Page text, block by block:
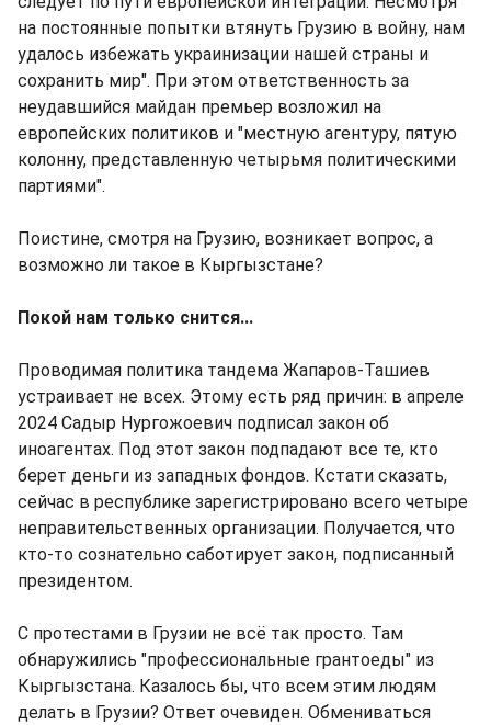
на постоянные попытки втянуть Грузию в войну, нам
удалось избежать украинизации нашей страны и
сохранить мир". При этом ответственность за
неудавшийся майдан премьер возложил на
европейских политиков и "местную агентуру, пятую
колонну, представленную четырьмя политическими
партиями".
Поистине, смотря на Грузию, возникает вопрос, а
возможно ли такое в Кыргызстане?
Покой нам только снится...
Проводимая политика тандема Жапаров-Ташиев
устраивает не всех. Этому есть ряд причин: в апреле
2024 Садыр Нургожоевич подписал закон об
иноагентах. Под этот закон подпадают все те, кто
берет деньги из западных фондов. Кстати сказать,
сейчас в республике зарегистрировано всего четыре
неправительственных организации. Получается, что
кто-то сознательно саботирует закон, подписанный
президентом.
С протестами в Грузии не всё так просто. Там
обнаружились "профессиональные грантоеды" из
Кыргызстана. Казалось бы, что всем этим людям
делать в Грузии? Ответ очевиден. Обмениваться